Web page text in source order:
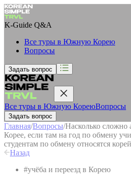
K-Guide Q&A
Все туры в Южную Корею
Вопросы
Задать вопрос
Все туры в Южную КореюВопросы
Задать вопрос
Главная/Вопросы/Насколько сложно
Корее, если там на год по обмену
студентам по обмену относятся
Назад
#учёба и переезд в Корею